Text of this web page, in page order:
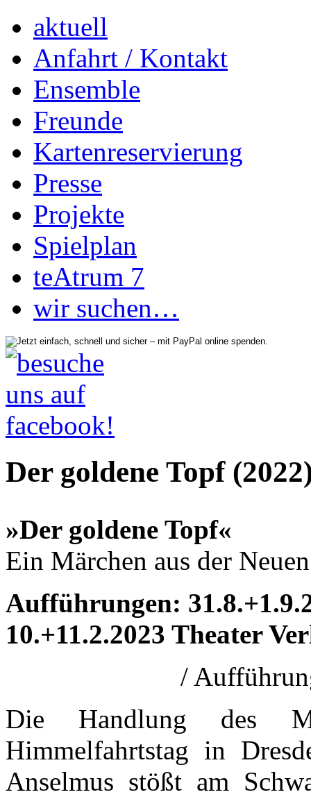
aktuell
Anfahrt / Kontakt
Ensemble
Freunde
Kartenreservierung
Presse
Projekte
Spielplan
teAtrum 7
wir suchen…
Der goldene Topf
»Der goldene Topf«
Ein Märchen aus der
Aufführungen:
10.+11.2.2023 Theater
/
Die Handlung des
Himmelfahrtstag in
Anselmus stößt am